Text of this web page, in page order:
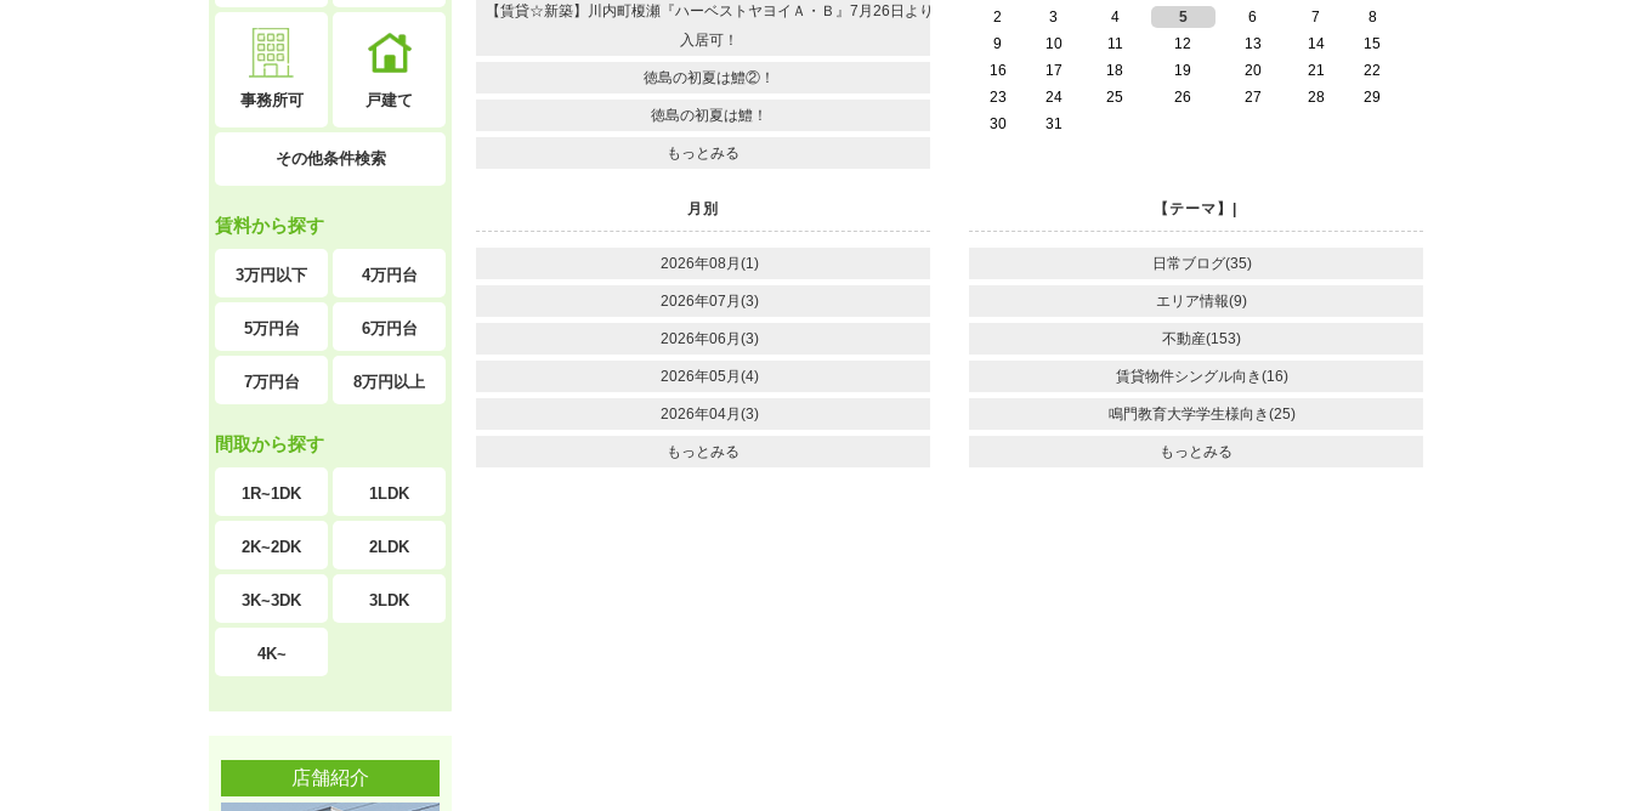
【賃貸☆新築】川内町榎瀬『ハーベストヤヨイＡ・Ｂ』7月26日より
入居可！
徳島の初夏は鱧②！
徳島の初夏は鱧！
もっとみる
2
3 4 5 6 7
8
9
10 11 12 13 14
15
16
17 18 19 20 21
22
23
24 25 26 27 28
29
30
31
月別
2026年08月(1)
2026年07月(3)
2026年06月(3)
2026年05月(4)
2026年04月(3)
もっとみる
【テーマ】|
日常ブログ(35)
エリア情報(9)
不動産(153)
賃貸物件シングル向き(16)
鳴門教育大学学生様向き(25)
もっとみる
事務所可 戸建て
その他条件検索
賃料から探す
3万円以下 4万円台
5万円台 6万円台
7万円台 8万円以上
間取から探す
1R~1DK 1LDK
2K~2DK 2LDK
3K~3DK 3LDK
4K~
店舗紹介